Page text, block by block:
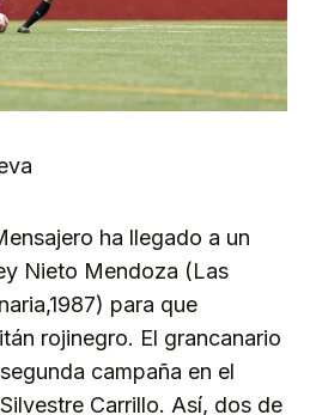
ha llegado a un
Nieto Mendoza (Las
para que
rojinegro. El grancanario
campaña en el
Carrillo. Así, dos de